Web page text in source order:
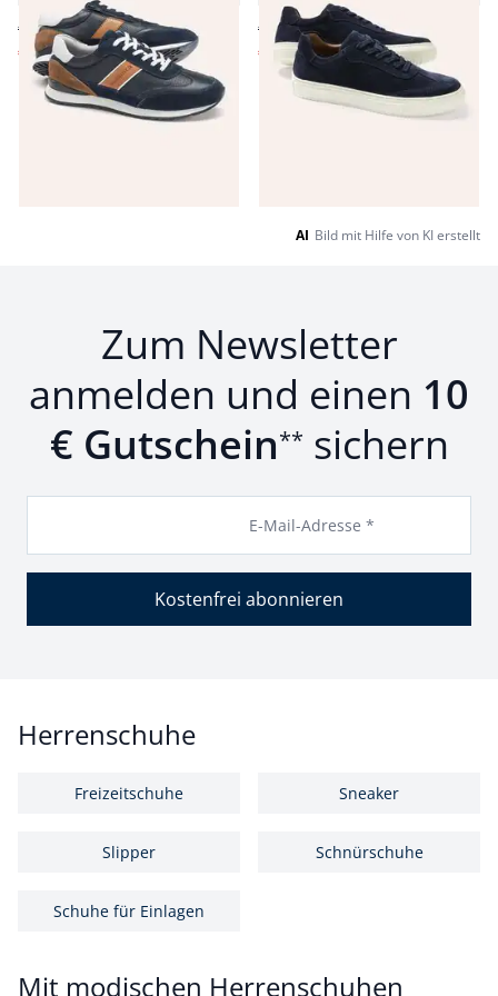
€ 99,99
€ 59,99 (-40%)
€ 119,99
€ 69,99 (-42%)
AI Bild mit Hilfe von KI erstellt
Zum Newsletter
anmelden und einen 10
€ Gutschein** sichern
E-Mail-Adresse *
Kostenfrei abonnieren
Herrenschuhe
Freizeitschuhe Sneaker
Slipper Schnürschuhe
Schuhe für Einlagen
Mit modischen Herrenschuhen